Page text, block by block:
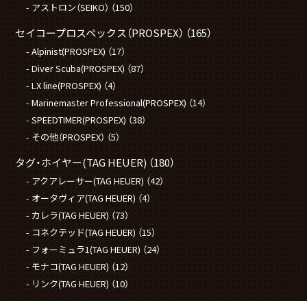
アストロン（SEIKO） （150）
セイコープロスペックス（PROSPEX） （165）
Alpinist(PROSPEX) （17）
Diver Scuba(PROSPEX) （87）
LX line(PROSPEX) （4）
Marinemaster Professional(PROSPEX) （14）
SPEEDTIMER(PROSPEX) （38）
その他（PROSPEX） （5）
タグ・ホイヤー(TAG HEUER) （180）
アクアレーサー(TAG HEUER) （42）
オータヴィア(TAG HEUER) （4）
カレラ(TAG HEUER) （73）
コネクテッド(TAG HEUER) （15）
フォーミュラ1(TAG HEUER) （24）
モナコ(TAG HEUER) （12）
リンク(TAG HEUER) （10）